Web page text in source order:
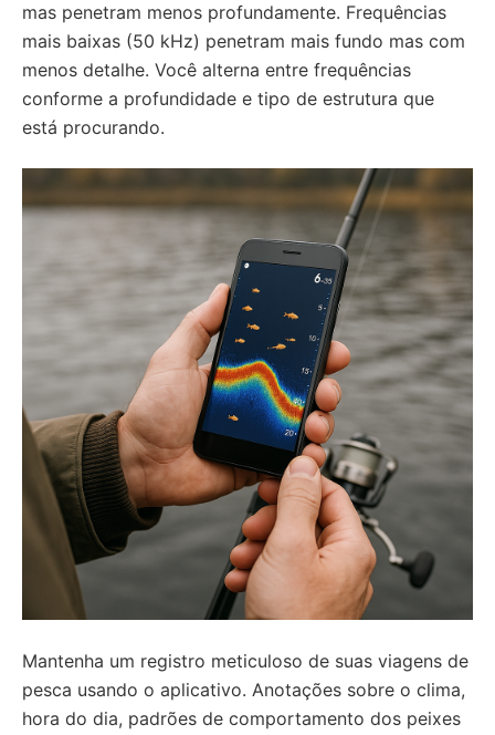
mas penetram menos profundamente. Frequências
mais baixas (50 kHz) penetram mais fundo mas com
menos detalhe. Você alterna entre frequências
conforme a profundidade e tipo de estrutura que
está procurando.
Mantenha um registro meticuloso de suas viagens de
pesca usando o aplicativo. Anotações sobre o clima,
hora do dia, padrões de comportamento dos peixes